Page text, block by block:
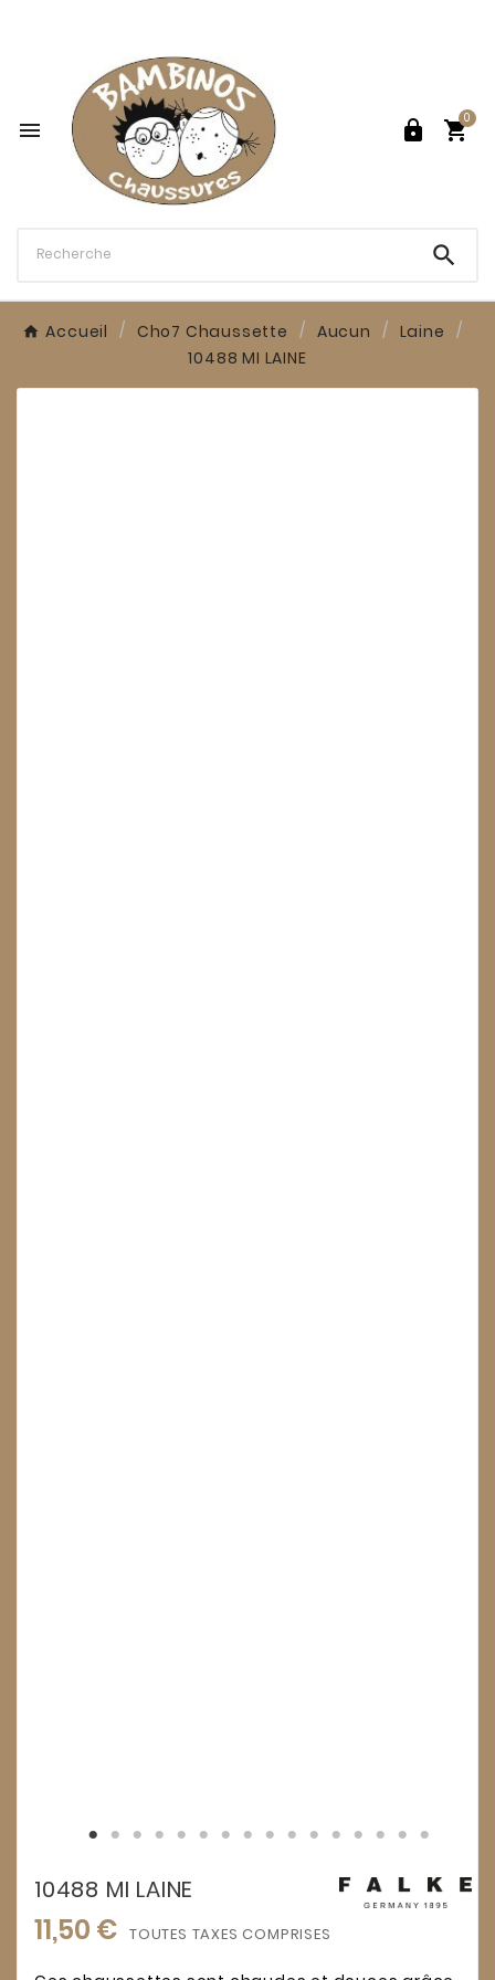
  
0

Accueil Cho7 Chaussette Aucun
Laine
10488 MI LAINE
10488 MI LAINE
11,50 € TOUTES TAXES COMPRISES